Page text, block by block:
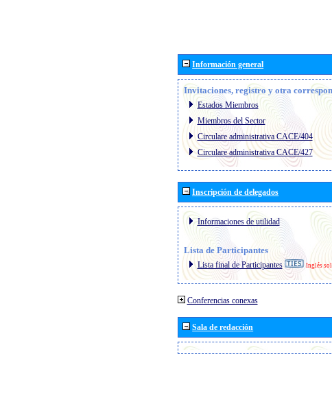
Información general
Invitaciones, registro y otra
Estados Miembros
Miembros del Sector
Circulare administrativa CACE/404
Circulare administrativa CACE/427
Inscripción de delegados
Informaciones de utilidad
Lista de Participantes
Lista final de Participantes Inglés
Conferencias conexas
Sala de redacción